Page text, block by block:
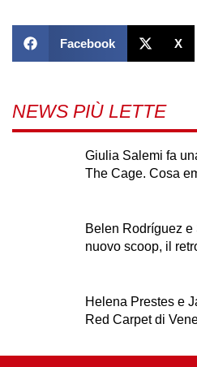
Facebook X
NEWS PIÙ LETTE
Giulia Salemi fa
The Cage. Cosa
Belen Rodríguez e
nuovo scoop, il
Helena Prestes e
Red Carpet di